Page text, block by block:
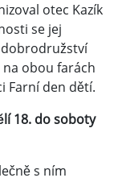
otec Kazík
se jej
na obou farách
Farní den dětí.
18. do soboty
s ním